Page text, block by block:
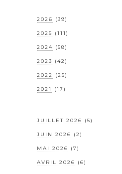
2026 (39)
2025 (111)
2024 (58)
2023 (42)
2022 (25)
2021 (17)
JUILLET 2026 (5)
JUIN 2026 (2)
MAI 2026 (7)
AVRIL 2026 (6)